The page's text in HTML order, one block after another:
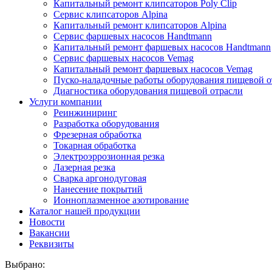
Капитальный ремонт клипсаторов Poly Clip
Сервис клипсаторов Alpina
Капитальный ремонт клипсаторов Alpina
Сервис фаршевых насосов Handtmann
Капитальный ремонт фаршевых насосов Handtmann
Сервис фаршевых насосов Vemag
Капитальный ремонт фаршевых насосов Vemag
Пуско-наладочные работы оборудования пищевой
Диагностика оборудования пищевой отрасли
Услуги компании
Реинжиниринг
Разработка оборудования
Фрезерная обработка
Токарная обработка
Электроэррозионная резка
Лазерная резка
Сварка аргонодуговая
Нанесение покрытий
Ионноплазменное азотирование
Каталог нашей продукции
Новости
Вакансии
Реквизиты
Выбрано: